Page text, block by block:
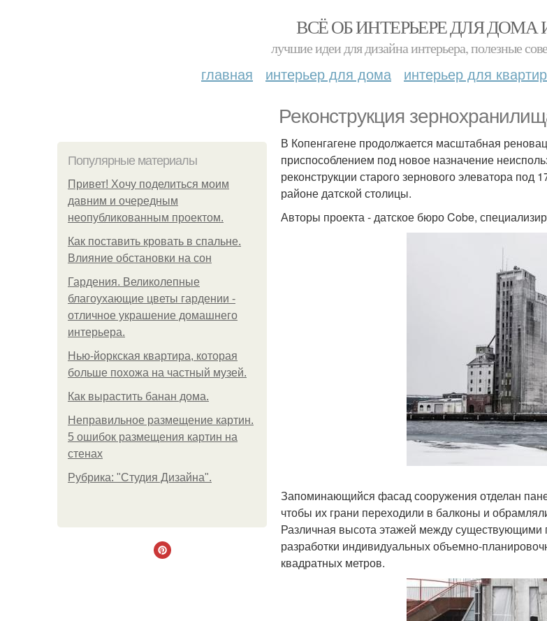
ВСЁ ОБ ИНТЕРЬЕРЕ ДЛЯ ДОМА
лучшие идеи для дизайна интерьера, полезные
главная интерьер для дома интерьер для
Реконструкция
Популярные материалы
Привет! Хочу поделиться моим
давним и очередным
неопубликованным проектом.
Как поставить кровать в спальне.
Влияние обстановки на сон
Гардения. Великолепные
благоухающие цветы гардении -
отличное украшение домашнего
интерьера.
Нью-йоркская квартира, которая
больше похожа на частный музей.
Как вырастить банан дома.
Неправильное размещение картин.
5 ошибок размещения картин на
стенах
Рубрика: "Студия Дизайна".
В Копенгагене продолжается масштабная
приспособлением под новое назначение
реконструкции старого зернового элеватора
районе датской столицы.
Авторы проекта - датское бюро Cobe,
Запоминающийся фасад сооружения отделан
чтобы их грани переходили в балконы и
Различная высота этажей между существующими
разработки индивидуальных объемно-
квадратных метров.